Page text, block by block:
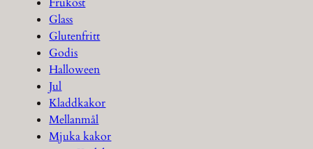
Glass
Glutenfritt
Godis
Halloween
Jul
Kladdkakor
Mellanmål
Mjuka kakor